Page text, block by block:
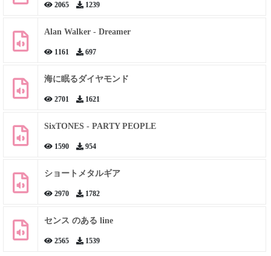
2065 1239
Alan Walker - Dreamer
1161 697
海に眠るダイヤモンド
2701 1621
SixTONES - PARTY PEOPLE
1590 954
ショートメタルギア
2970 1782
センス のある line
2565 1539